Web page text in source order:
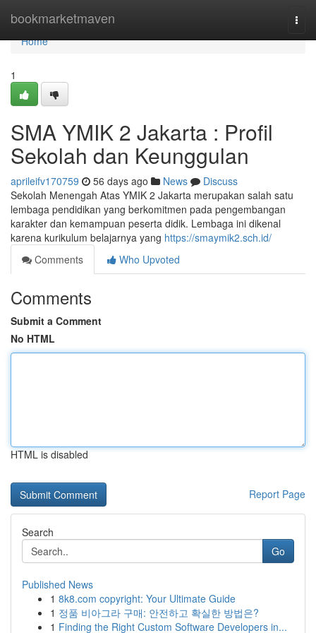
bookmarketmaven
Home
Home
1
SMA YMIK 2 Jakarta : Profil
Sekolah dan Keunggulan
aprileifv170759 56 days ago News
Discuss
Sekolah Menengah Atas YMIK 2 Jakarta merupakan salah satu
lembaga pendidikan yang berkomitmen pada pengembangan
karakter dan kemampuan peserta didik. Lembaga ini dikenal
karena kurikulum belajarnya yang https://smaymik2.sch.id/
Comments
Who Upvoted
Comments
Submit a Comment
No HTML
HTML is disabled
Report Page
Search
Go
Published News
1 8k8.com copyright: Your Ultimate Guide
1 정품 비아그라 구매: 안전하고 확실한 방법은?
1 Finding the Right Custom Software Developers in...